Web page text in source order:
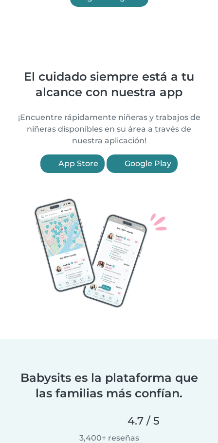
El cuidado siempre está a tu
alcance con nuestra app
¡Encuentre rápidamente niñeras y trabajos de
niñeras disponibles en su área a través de
nuestra aplicación!
App Store Google Play
Babysits es la plataforma que
las familias más confían.
4.7 / 5
3,400+ reseñas